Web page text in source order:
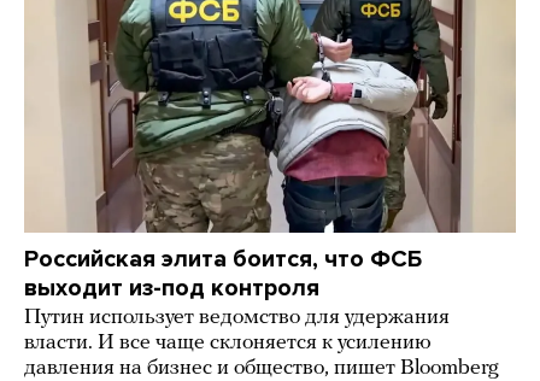
Российская элита боится, что ФСБ
выходит из-под контроля
Путин использует ведомство для удержания
власти. И все чаще склоняется к усилению
давления на бизнес и общество, пишет Bloomberg